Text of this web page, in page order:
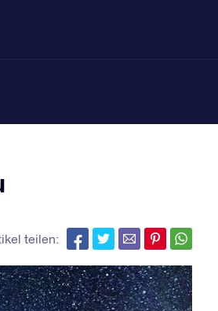
teilen: